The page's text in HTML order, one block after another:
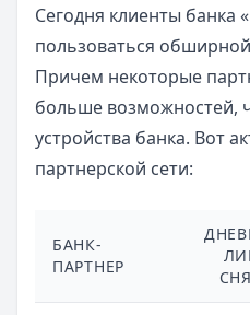
Сегодня клиенты банка
пользоваться
Причем некоторые
больше возможностей,
устройства банка. Вот
партнерской сети:
БАНК-
ПАРТНЕР